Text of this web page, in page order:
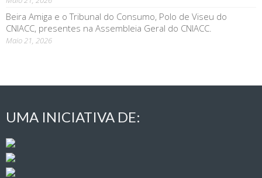
Beira Amiga e o Tribunal do Consumo, Polo de Viseu do
CNIACC, presentes na Assembleia Geral do CNIACC.
Maio 21, 2026
UMA INICIATIVA DE: